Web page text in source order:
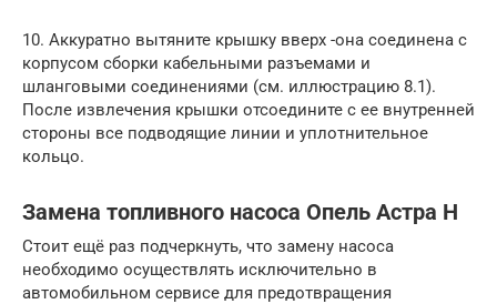
10. Аккуратно вытяните крышку вверх -она соединена с
корпусом сборки кабельными разъемами и
шланговыми соединениями (см. иллюстрацию 8.1).
После извлечения крышки отсоедините с ее внутренней
стороны все подводящие линии и уплотнительное
кольцо.
Замена топливного насоса Опель Астра Н
Стоит ещё раз подчеркнуть, что замену насоса
необходимо осуществлять исключительно в
автомобильном сервисе для предотвращения